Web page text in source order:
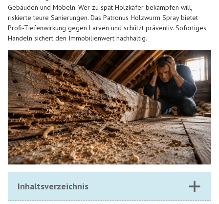
Gebäuden und Möbeln. Wer zu spät Holzkäfer bekämpfen will,
riskierte teure Sanierungen. Das Patronus Holzwurm Spray bietet
Profi-Tiefenwirkung gegen Larven und schützt präventiv. Sofortiges
Handeln sichert den Immobilienwert nachhaltig.
Inhaltsverzeichnis